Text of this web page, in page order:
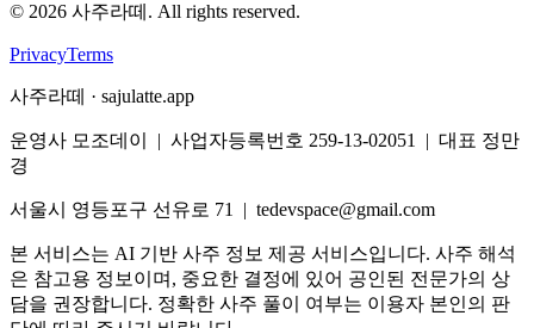
© 2026 사주라떼. All rights reserved.
PrivacyTerms
사주라떼 · sajulatte.app
운영사 모조데이 | 사업자등록번호 259-13-02051 | 대표 정만
경
서울시 영등포구 선유로 71 | tedevspace@gmail.com
본 서비스는 AI 기반 사주 정보 제공 서비스입니다. 사주 해석
은 참고용 정보이며, 중요한 결정에 있어 공인된 전문가의 상
담을 권장합니다. 정확한 사주 풀이 여부는 이용자 본인의 판